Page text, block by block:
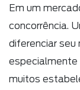
Em um
concorrência.
diferenciar seu
especialmente
muitos